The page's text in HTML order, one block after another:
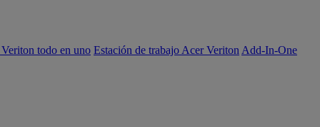
todo en uno Estación de trabajo Acer Veriton Add-In-One